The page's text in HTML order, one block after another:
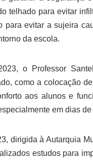
telhado para evitar
para evitar a sujeira
da escola.
o Professor
como a colocação
aos alunos e
em dias de
dirigida à Autarquia
estudos para